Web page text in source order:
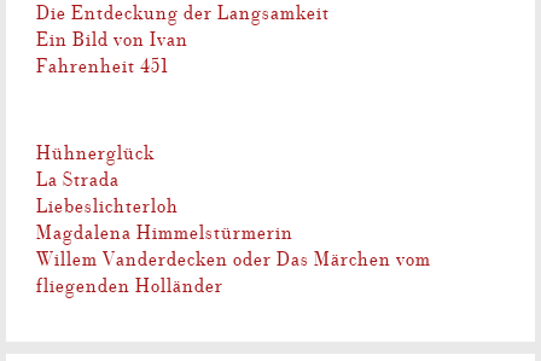
Die Entdeckung der Langsamkeit
Ein Bild von Ivan
Fahrenheit 451
Hühnerglück
La Strada
Liebeslichterloh
Magdalena Himmelstürmerin
Willem Vanderdecken oder Das Märchen vom
fliegenden Holländer